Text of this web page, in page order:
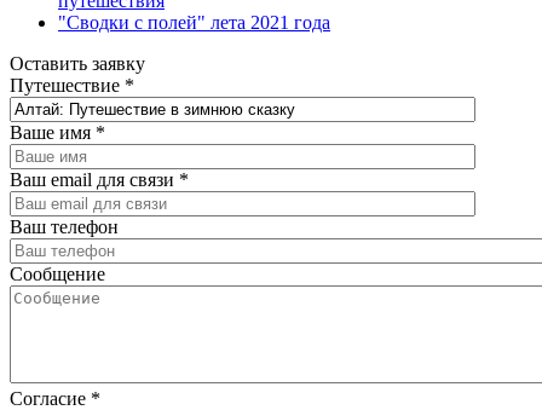
"Сводки с полей" лета 2021 года
Оставить заявку
Путешествие *
Ваше имя *
Ваш email для связи *
Ваш телефон
Сообщение
Согласие *